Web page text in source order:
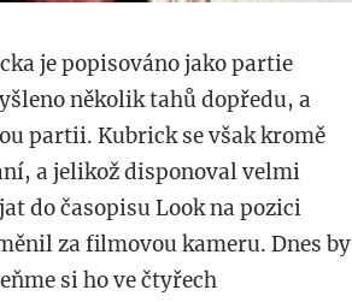
je popisováno jako partie
několik tahů dopředu, a
partii. Kubrick se však kromě
a jelikož disponoval velmi
do časopisu Look na pozici
za filmovou kameru. Dnes by
si ho ve čtyřech